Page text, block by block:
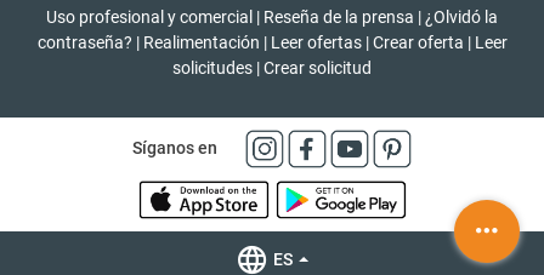
Uso profesional y comercial | Reseña de la prensa | ¿Olvidó la
contraseña? | Realimentación | Leer ofertas | Crear oferta | Leer
solicitudes |Crear solicitud
Síganos en
ES